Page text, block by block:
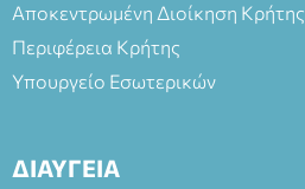
Αποκεντρωμένη Διοίκηση Κρήτης
Περιφέρεια Κρήτης
Υπουργείο Εσωτερικών
ΔΙΑΥΓΕΙΑ